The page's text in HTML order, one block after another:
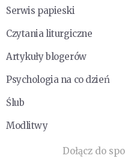
Serwis papieski
Czytania liturgiczne
Artykuły blogerów
Psychologia na co dzień
Ślub
Modlitwy
Dołącz do